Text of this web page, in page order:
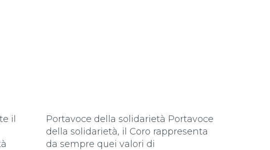
il
Portavoce della solidarietà Portavoce
della solidarietà, il Coro rappresenta
da sempre quei valori di